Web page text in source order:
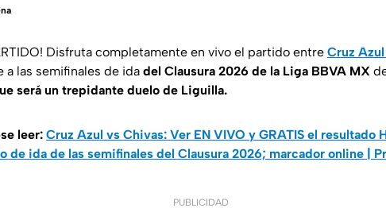
Disfruta completamente en vivo el partido entre Cruz
las semifinales de ida del Clausura 2026 de la Liga BBVA MX
será un trepidante duelo de Liguilla.
leer: Cruz Azul vs Chivas: Ver EN VIVO y GRATIS el resultado
de ida de las semifinales del Clausura 2026; marcador online |
PUBLICIDAD